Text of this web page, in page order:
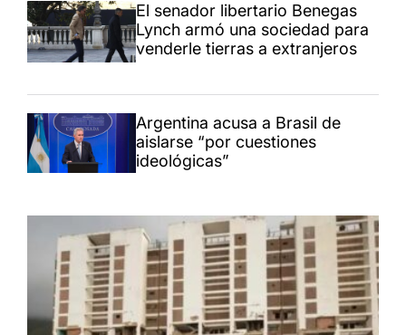
El senador libertario Benegas
Lynch armó una sociedad para
venderle tierras a extranjeros
Argentina acusa a Brasil de
aislarse “por cuestiones
ideológicas”